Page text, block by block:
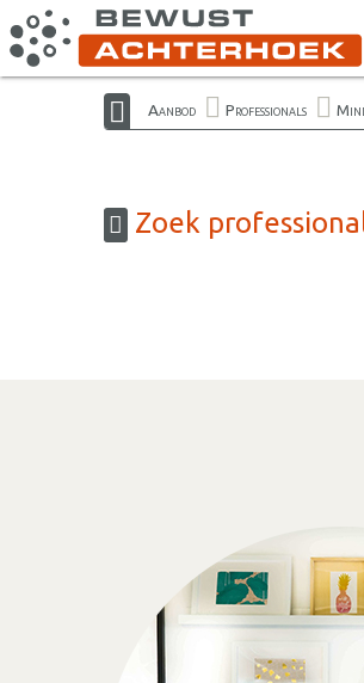
Aanbod Professionals
Zoek